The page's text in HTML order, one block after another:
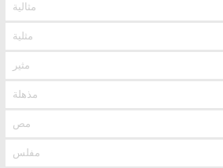
مثالية
مثلية
مثير
مذهلة
مص
مفلس